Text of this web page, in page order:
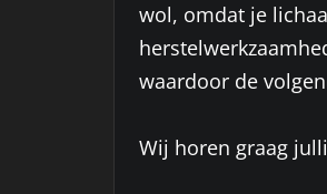
wol, omdat je
waardoor de
Wij horen graag